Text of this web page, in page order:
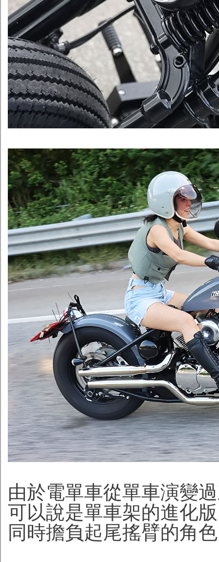
由於電單車從單車演變
可以說是單車架的進化
同時擔負起尾搖臂的角